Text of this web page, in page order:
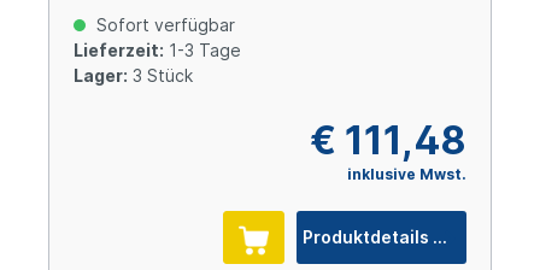
verzinkt Cr(VI)-frei
Sofort verfügbar
Lieferzeit: 1-3 Tage
Lager: 3 Stück
€ 111,48
inklusive Mwst.
Produktdetails